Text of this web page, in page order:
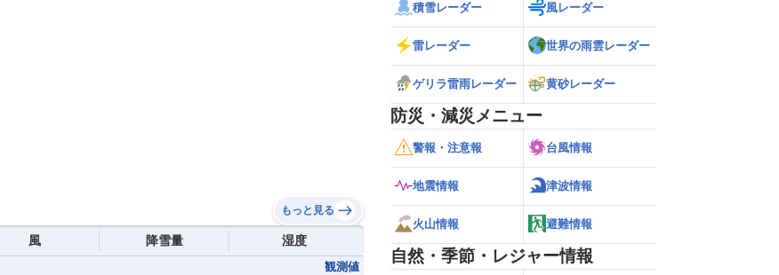
もっと見る
風 降雪量 湿度
観測値
積雪レーダー 風レーダー
雷レーダー 世界の雨雲レーダー
ゲリラ雷雨レーダー 黄砂レーダー
防災・減災メニュー
警報・注意報 台風情報
地震情報 津波情報
火山情報 避難情報
自然・季節・レジャー情報